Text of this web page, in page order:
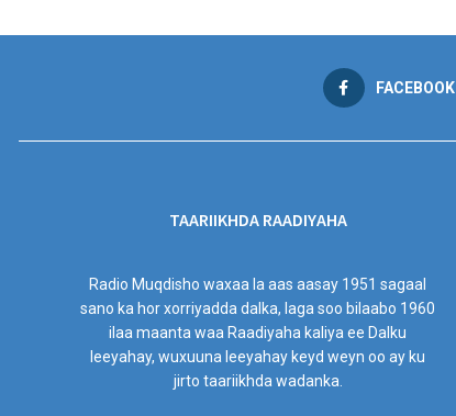
FACEBOOK
TAARIIKHDA RAADIYAHA
Radio Muqdisho waxaa la aas aasay 1951 sagaal
sano ka hor xorriyadda dalka, laga soo bilaabo 1960
ilaa maanta waa Raadiyaha kaliya ee Dalku
leeyahay, wuxuuna leeyahay keyd weyn oo ay ku
jirto taariikhda wadanka.